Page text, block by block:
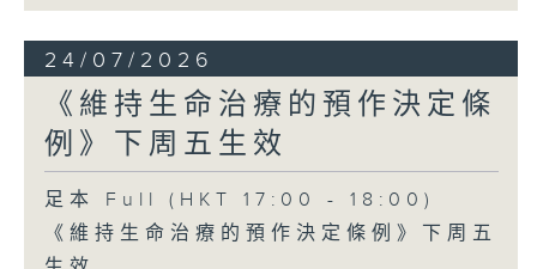
24/07/2026
《維持生命治療的預作決定條
例》下周五生效
足本 Full (HKT 17:00 - 18:00)
《維持生命治療的預作決定條例》下周五